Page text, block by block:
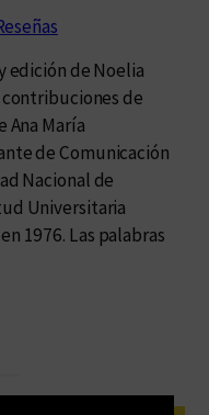
edición de Noelia
contribuciones de
Ana María
de Comunicación
Nacional de
Universitaria
1976. Las palabras